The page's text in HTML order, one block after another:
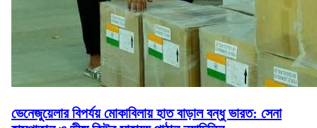
ভেনেজুয়েলার বিপর্যয় মোকাবিলায় হাত বাড়াল বন্ধু ভারত: সেনা